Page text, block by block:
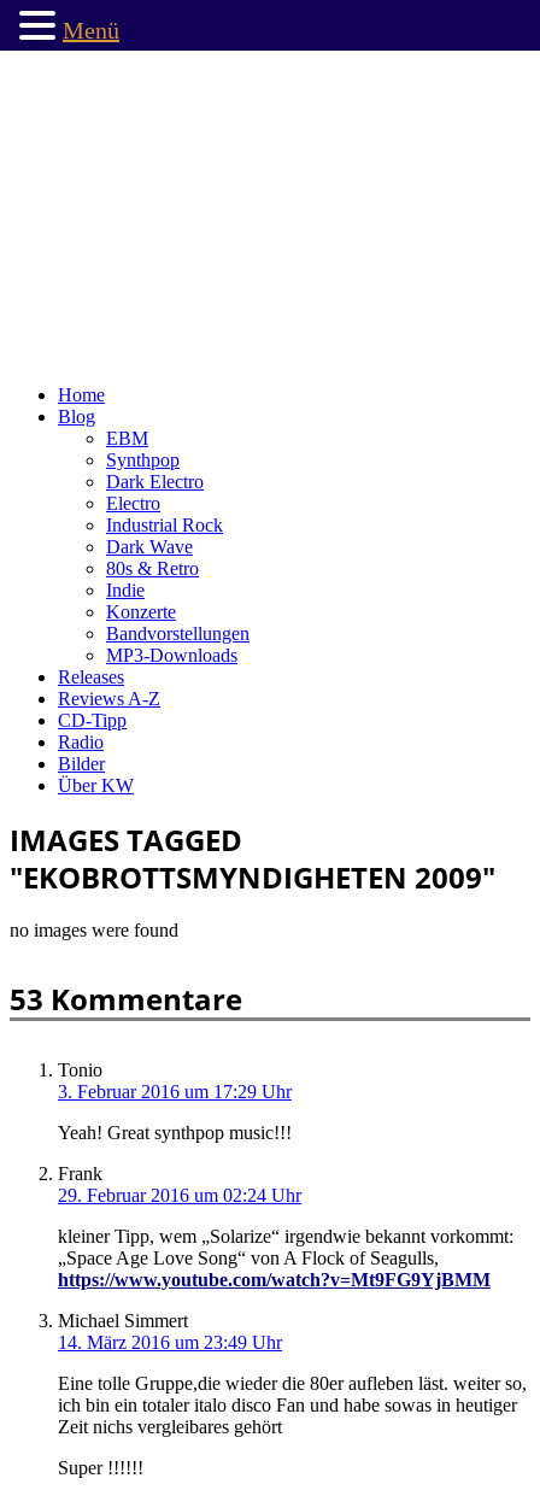
Home
Blog
EBM
Synthpop
Dark Electro
Electro
Industrial Rock
Dark Wave
80s & Retro
Indie
Konzerte
Bandvorstellungen
MP3-Downloads
Releases
Reviews A-Z
CD-Tipp
Radio
Bilder
Über KW
IMAGES TAGGED
"EKOBROTTSMYNDIGHETEN 2009"
no images were found
53 Kommentare
Tonio
3. Februar 2016 um 17:29 Uhr
Yeah! Great synthpop music!!!
Frank
29. Februar 2016 um 02:24 Uhr
kleiner Tipp, wem „Solarize“ irgendwie bekannt vorkommt:
„Space Age Love Song“ von A Flock of Seagulls,
https://www.youtube.com/watch?v=Mt9FG9YjBMM
Michael Simmert
14. März 2016 um 23:49 Uhr
Eine tolle Gruppe,die wieder die 80er aufleben läst. weiter so,
ich bin ein totaler italo disco Fan und habe sowas in heutiger
Zeit nichs vergleibares gehört
Super !!!!!!
Menü